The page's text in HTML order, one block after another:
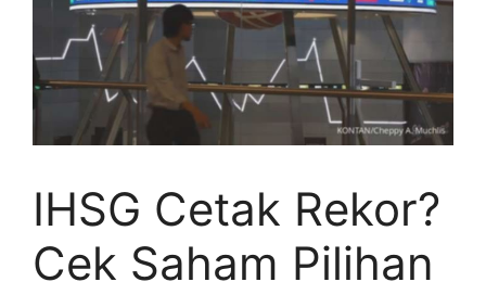
IHSG Cetak Rekor?
Cek Saham Pilihan